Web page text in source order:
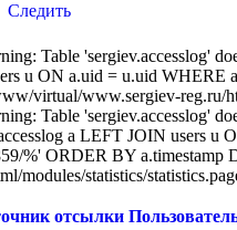
Следить
Table 'sergiev.accesslog'
u ON a.uid = u.uid WHERE
virtual/www.sergiev-reg.ru/
Table 'sergiev.accesslog'
a LEFT JOIN users u
%' ORDER BY
modules/statistics/
отсылки